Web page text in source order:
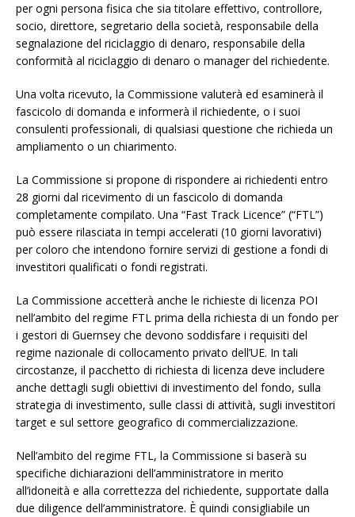
per ogni persona fisica che sia titolare effettivo, controllore,
socio, direttore, segretario della società, responsabile della
segnalazione del riciclaggio di denaro, responsabile della
conformità al riciclaggio di denaro o manager del richiedente.
Una volta ricevuto, la Commissione valuterà ed esaminerà il
fascicolo di domanda e informerà il richiedente, o i suoi
consulenti professionali, di qualsiasi questione che richieda un
ampliamento o un chiarimento.
La Commissione si propone di rispondere ai richiedenti entro
28 giorni dal ricevimento di un fascicolo di domanda
completamente compilato. Una “Fast Track Licence” (“FTL”)
può essere rilasciata in tempi accelerati (10 giorni lavorativi)
per coloro che intendono fornire servizi di gestione a fondi di
investitori qualificati o fondi registrati.
La Commissione accetterà anche le richieste di licenza POI
nell’ambito del regime FTL prima della richiesta di un fondo per
i gestori di Guernsey che devono soddisfare i requisiti del
regime nazionale di collocamento privato dell’UE. In tali
circostanze, il pacchetto di richiesta di licenza deve includere
anche dettagli sugli obiettivi di investimento del fondo, sulla
strategia di investimento, sulle classi di attività, sugli investitori
target e sul settore geografico di commercializzazione.
Nell’ambito del regime FTL, la Commissione si baserà su
specifiche dichiarazioni dell’amministratore in merito
all’idoneità e alla correttezza del richiedente, supportate dalla
due diligence dell’amministratore. È quindi consigliabile un